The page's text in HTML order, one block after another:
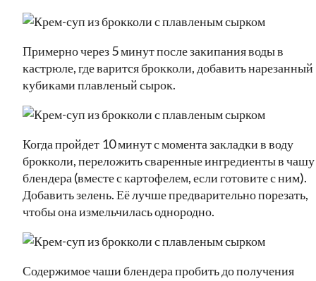
Примерно через 5 минут после закипания воды в
кастрюле, где варится брокколи, добавить нарезанный
кубиками плавленый сырок.
Когда пройдет 10 минут с момента закладки в воду
брокколи, переложить сваренные ингредиенты в чашу
блендера (вместе с картофелем, если готовите с ним).
Добавить зелень. Её лучше предварительно порезать,
чтобы она измельчилась однородно.
Содержимое чаши блендера пробить до получения